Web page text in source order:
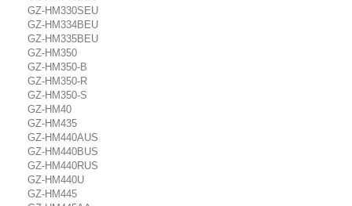
GZ-HM330SEU
GZ-HM334BEU
GZ-HM335BEU
GZ-HM350
GZ-HM350-B
GZ-HM350-R
GZ-HM350-S
GZ-HM40
GZ-HM435
GZ-HM440AUS
GZ-HM440BUS
GZ-HM440RUS
GZ-HM440U
GZ-HM445